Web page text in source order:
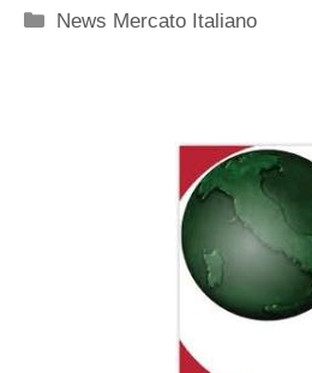
Categorie
News Mercato Italiano